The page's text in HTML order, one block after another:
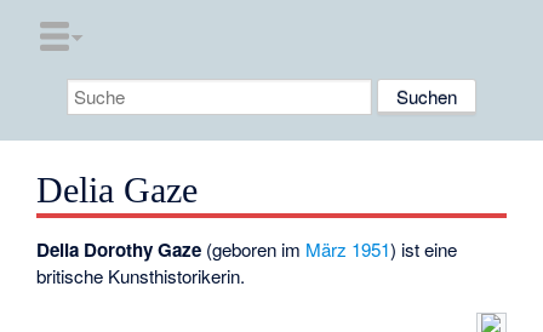
Delia Gaze
Delia Dorothy Gaze (geboren im März 1951) ist eine
britische Kunsthistorikerin.